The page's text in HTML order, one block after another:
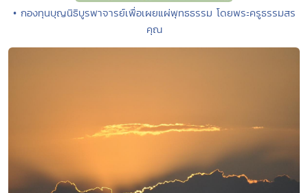
• กองทุนบุญนิธิบูรพาจารย์เพื่อเผยแผ่พุทธธรรม โดยพระครูธรรมสร
คุณ